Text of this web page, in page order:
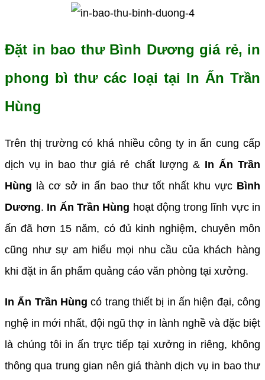
Đặt in bao thư Bình Dương giá rẻ, in
phong bì thư các loại tại In Ấn Trần
Hùng
Trên thị trường có khá nhiều công ty in ấn cung cấp
dịch vụ in bao thư giá rẻ chất lượng & In Ấn Trần
Hùng là cơ sở in ấn bao thư tốt nhất khu vực Bình
Dương. In Ấn Trần Hùng hoạt động trong lĩnh vực in
ấn đã hơn 15 năm, có đủ kinh nghiệm, chuyên môn
cũng như sự am hiểu mọi nhu cầu của khách hàng
khi đặt in ấn phẩm quảng cáo văn phòng tại xưởng.
In Ấn Trần Hùng có trang thiết bị in ấn hiện đại, công
nghệ in mới nhất, đội ngũ thợ in lành nghề và đặc biệt
là chúng tôi in ấn trực tiếp tại xưởng in riêng, không
thông qua trung gian nên giá thành dịch vụ in bao thư